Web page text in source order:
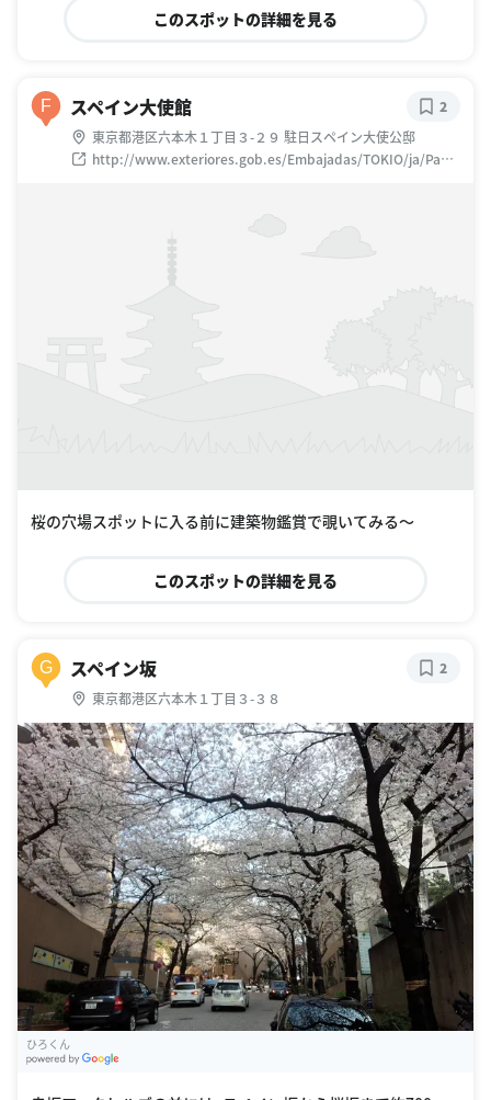
このスポットの詳細を見る
F スペイン大使館
東京都港区六本木１丁目３-２９ 駐日スペイン大使公邸
http://www.exteriores.gob.es/Embajadas/TOKIO/ja/Pagin
2
桜の穴場スポットに入る前に建築物鑑賞で覗いてみる〜
このスポットの詳細を見る
G スペイン坂
東京都港区六本木１丁目３-３８
2
ひろくん